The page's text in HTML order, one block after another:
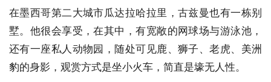
在墨西哥第二大城市瓜达拉哈拉里，古兹曼也有一栋别
墅。他很会享受，在其中，有宽敞的网球场与游泳池，
还有一座私人动物园，随处可见鹿、狮子、老虎、美洲
豹的身影，观赏方式是坐小火车，简直是壕无人性。